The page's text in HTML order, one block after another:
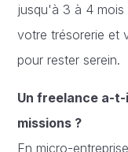
jusqu'à 3 à 4 mois
votre trésorerie et
pour rester serein.
Un freelance a-
missions ?
En micro-